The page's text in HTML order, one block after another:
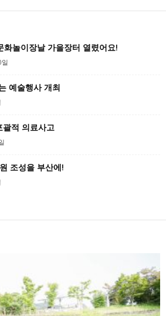
화놀이장날 가을장터 열렸어요!
예술행사 개최
적 의료사고
조성을 부산에!